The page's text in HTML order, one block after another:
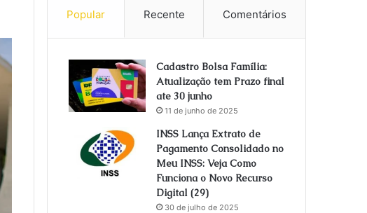
Popular Recente Comentários
Cadastro Bolsa Família:
Atualização tem Prazo final
ate 30 junho
11 de junho de 2025
INSS Lança Extrato de
Pagamento Consolidado no
Meu INSS: Veja Como
Funciona o Novo Recurso
Digital (29)
30 de julho de 2025